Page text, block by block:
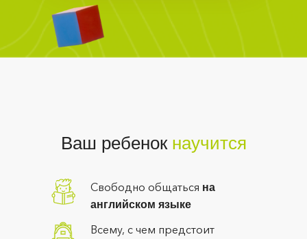
Ваш ребенок научится
Свободно общаться на
английском языке
Всему, с чем предстоит